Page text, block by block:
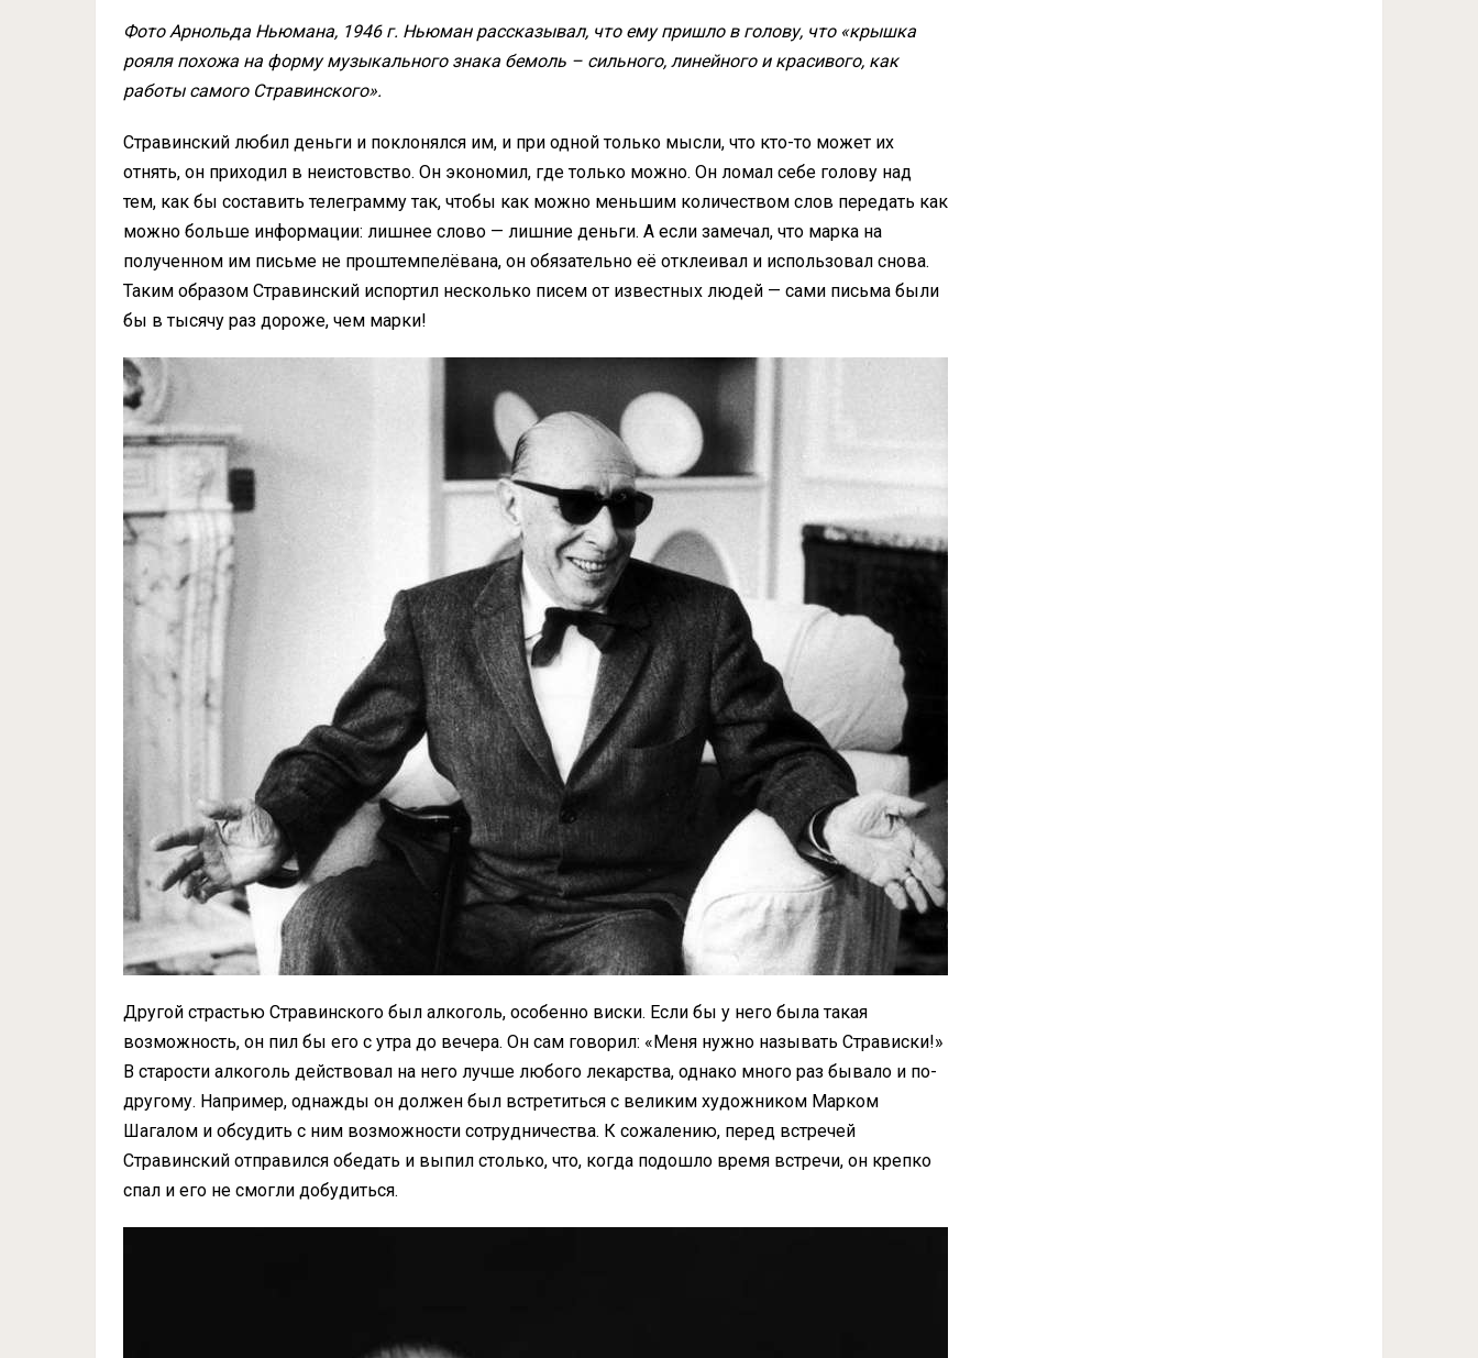
Фото Арнольда Ньюмана, 1946 г. Ньюман рассказывал, что ему пришло в голову, что «крышка
рояля похожа на форму музыкального знака бемоль – сильного, линейного и красивого, как
работы самого Стравинского».
Стравинский любил деньги и поклонялся им, и при одной только мысли, что кто-то может их
отнять, он приходил в неистовство. Он экономил, где только можно. Он ломал себе голову над
тем, как бы составить телеграмму так, чтобы как можно меньшим количеством слов передать как
можно больше информации: лишнее слово — лишние деньги. А если замечал, что марка на
полученном им письме не проштемпелёвана, он обязательно её отклеивал и использовал снова.
Таким образом Стравинский испортил несколько писем от известных людей — сами письма были
бы в тысячу раз дороже, чем марки!
Другой страстью Стравинского был алкоголь, особенно виски. Если бы у него была такая
возможность, он пил бы его с утра до вечера. Он сам говорил: «Меня нужно называть Стрависки!»
В старости алкоголь действовал на него лучше любого лекарства, однако много раз бывало и по-
другому. Например, однажды он должен был встретиться с великим художником Марком
Шагалом и обсудить с ним возможности сотрудничества. К сожалению, перед встречей
Стравинский отправился обедать и выпил столько, что, когда подошло время встречи, он крепко
спал и его не смогли добудиться.